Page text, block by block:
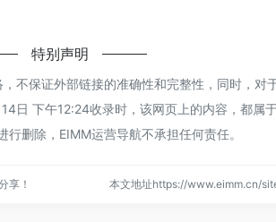
特别声明
不保证外部链接的准确性和完整性，同时，对
日 下午12:24收录时，该网页上的内容，都属
删除，EIMM运营导航不承担任何责任。
享！ 本文地址https://www.eimm.cn/